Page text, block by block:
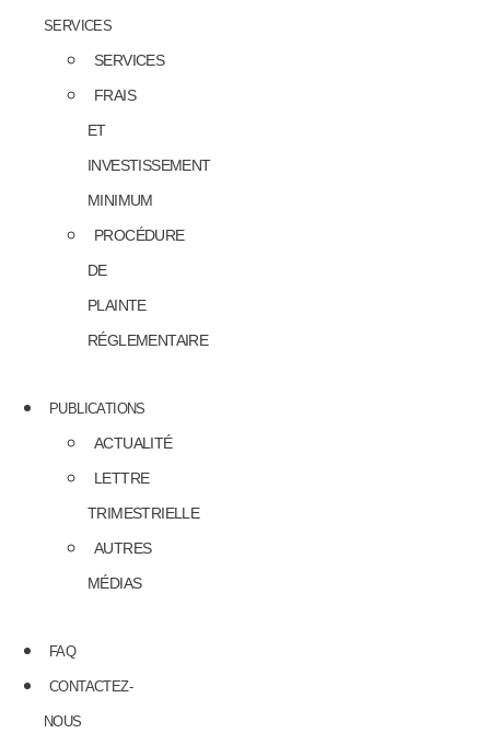
SERVICES
SERVICES
FRAIS
ET
INVESTISSEMENT
MINIMUM
PROCÉDURE
DE
PLAINTE
RÉGLEMENTAIRE
PUBLICATIONS
ACTUALITÉ
LETTRE
TRIMESTRIELLE
AUTRES
MÉDIAS
FAQ
CONTACTEZ-
NOUS